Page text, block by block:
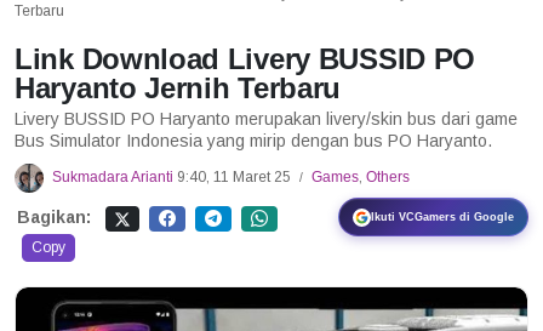
Terbaru
Link Download Livery BUSSID PO
Haryanto Jernih Terbaru
Livery BUSSID PO Haryanto merupakan livery/skin bus dari game
Bus Simulator Indonesia yang mirip dengan bus PO Haryanto.
Sukmadara Arianti 9:40, 11 Maret 25 / Games, Others
Ikuti VCGamers di Google
Bagikan:
Copy